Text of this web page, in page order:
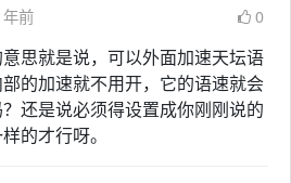
年前 0
思就是说，可以外面加速天坛语
的加速就不用开，它的语速就会
还是说必须得设置成你刚刚说的
的才行呀。